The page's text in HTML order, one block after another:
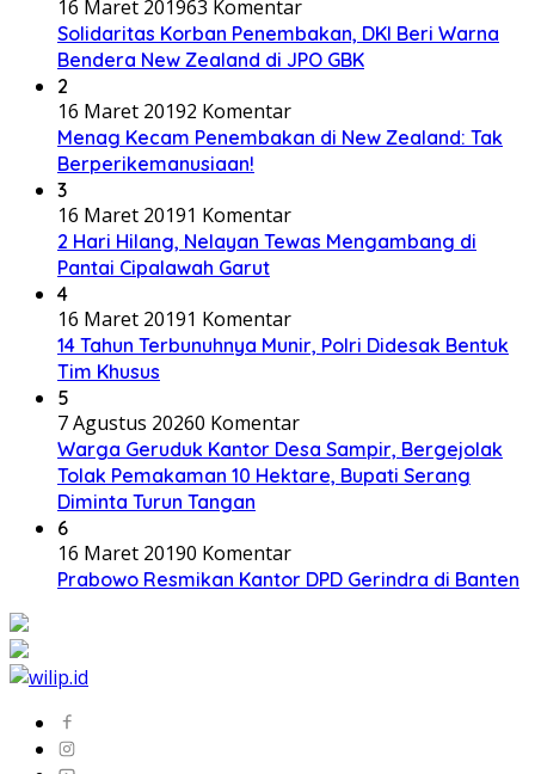
16 Maret 201963 Komentar
Solidaritas Korban Penembakan, DKI Beri Warna
Bendera New Zealand di JPO GBK
2
16 Maret 20192 Komentar
Menag Kecam Penembakan di New Zealand: Tak
Berperikemanusiaan!
3
16 Maret 20191 Komentar
2 Hari Hilang, Nelayan Tewas Mengambang di
Pantai Cipalawah Garut
4
16 Maret 20191 Komentar
14 Tahun Terbunuhnya Munir, Polri Didesak Bentuk
Tim Khusus
5
7 Agustus 20260 Komentar
Warga Geruduk Kantor Desa Sampir, Bergejolak
Tolak Pemakaman 10 Hektare, Bupati Serang
Diminta Turun Tangan
6
16 Maret 20190 Komentar
Prabowo Resmikan Kantor DPD Gerindra di Banten